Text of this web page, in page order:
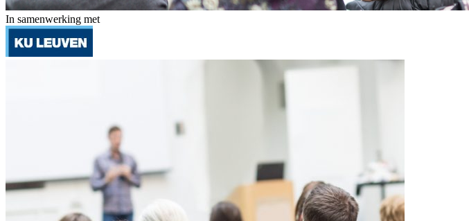
In samenwerking met